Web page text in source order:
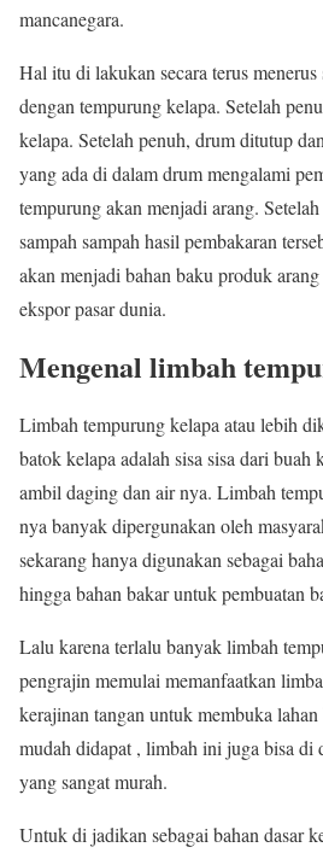
mancanegara.
Hal itu di lakukan secara terus
dengan tempurung kelapa. Setelah
kelapa. Setelah penuh, drum ditutup
yang ada di dalam drum mengalami
tempurung akan menjadi arang.
sampah sampah hasil pembakaran
akan menjadi bahan baku produk
ekspor pasar dunia.
Mengenal limbah
Limbah tempurung kelapa atau lebih
batok kelapa adalah sisa sisa dari buah
ambil daging dan air nya. Limbah
nya banyak dipergunakan oleh
sekarang hanya digunakan sebagai
hingga bahan bakar untuk pembuatan
Lalu karena terlalu banyak limbah
pengrajin memulai memanfaatkan
kerajinan tangan untuk membuka
mudah didapat , limbah ini juga bisa di
yang sangat murah.
Untuk di jadikan sebagai bahan dasar